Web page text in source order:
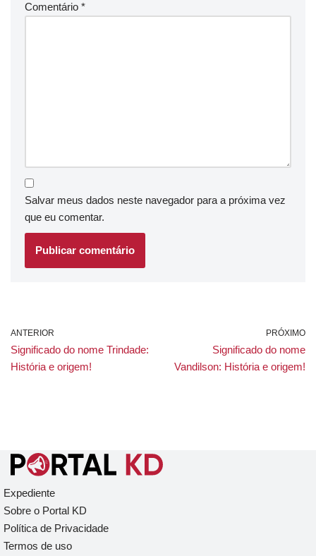
Comentário *
Salvar meus dados neste navegador para a próxima vez
que eu comentar.
ANTERIOR
Significado do nome Trindade:
História e origem!
PRÓXIMO
Significado do nome
Vandilson: História e origem!
Expediente
Sobre o Portal KD
Política de Privacidade
Termos de uso